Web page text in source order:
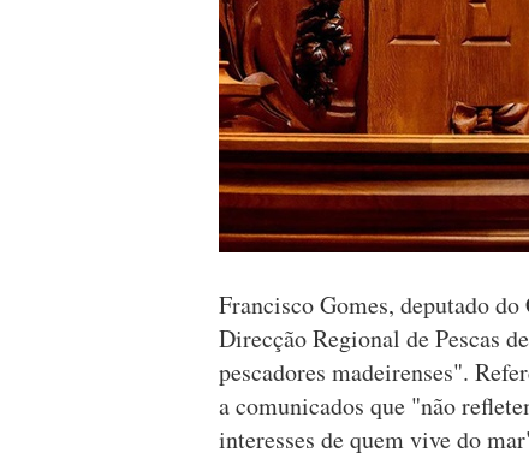
Francisco Gomes, deputado
Direcção Regional de Pescas
pescadores madeirenses".
a comunicados que "não
interesses de quem vive do